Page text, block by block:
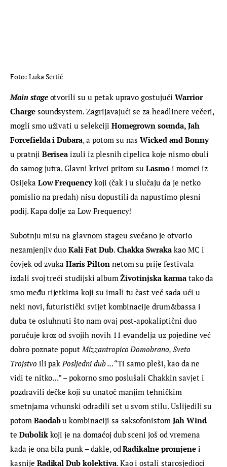
Foto: Luka Sertić
Main stage otvorili su u petak upravo gostujući Warrior
Charge soundsystem. Zagrijavajući se za headlinere večeri,
mogli smo uživati u selekciji Homegrown sounda, Jah
Forcefielda i Dubara, a potom su nas Wicked and Bonny
u pratnji Berisea izuli iz plesnih cipelica koje nismo obuli
do samog jutra. Glavni krivci pritom su Lasmo i momci iz
Osijeka Low Frequency koji (čak i u slučaju da je netko
pomislio na predah) nisu dopustili da napustimo plesni
podij. Kapa dolje za Low Frequency!
Subotnju misu na glavnom stageu svečano je otvorio
nezamjenjiv duo Kali Fat Dub. Chakka Swraka kao MC i
čovjek od zvuka Haris Pilton netom su prije festivala
izdali svoj treći studijski album Životinjska karma tako da
smo među rijetkima koji su imali tu čast već sada ući u
neki novi, futuristički svijet kombinacije drum&bassa i
duba te osluhnuti što nam ovaj post-apokaliptični duo
poručuje kroz od svojih novih 11 evanđelja uz pojedine već
dobro poznate poput Mizzantropico Domobrano, Sveto
Trojstvo ili pak Posljedni dub ... “Ti samo pleši, kao da ne
vidi te nitko…” – pokorno smo poslušali Chakkin savjet i
pozdravili dečke koji su unatoč manjim tehničkim
smetnjama vrhunski odradili set u svom stilu. Uslijedili su
potom Baodab u kombinaciji sa saksofonistom Jah Wind
te Dubolik koji je na domaćoj dub sceni još od vremena
kada je ona bila punk – dakle, od Radikalne promjene i
kasnije Radikal Dub kolektiva. Kao i ostali starosjedioci